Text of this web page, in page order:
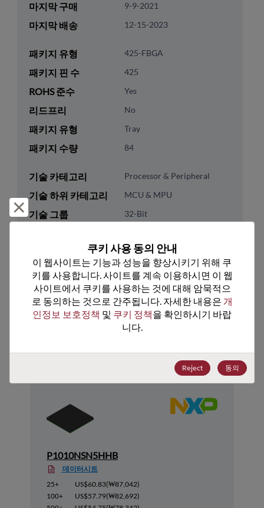
마지막 구매 9-9-2021
마지막 배송 12-15-2023
패키지 유형 425-FBGA
패키지 핀 수 425
ROHS 준수 Yes
리드프리 No
패키지 유형 Tray
패키지 수량 84
기술 카테고리 Processor & Peripheral
기술 하위 카테고리 MCU & MPU
기술 그룹 32-Bit
8542.31.0025
ECCN 3A991.A.2
추천 대체 제품
P1010NSN5HHB
데이터시트
25+
US$60.83(₩87,042)
100+
US$57.79(₩82,692)
쿠키 사용 동의 안내
이 웹사이트는 기능과 성능을 향상시키기 위해 쿠
키를 사용합니다. 사이트를 계속 이용하시면 이 웹
사이트에서 쿠키를 사용하는 것에 대해 암묵적으
로 동의하는 것으로 간주됩니다. 자세한 내용은 개
인정보 보호정책 및 쿠키 정책을 확인하시기 바랍
니다.
Reject 동의